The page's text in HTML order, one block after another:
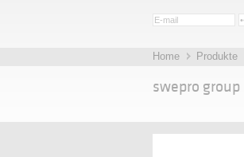
Home Produkte
swepro group